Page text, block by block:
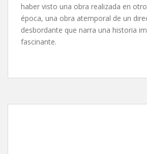
haber visto una obra realizada en
época, una obra atemporal de un
desbordante que narra una historia
fascinante.